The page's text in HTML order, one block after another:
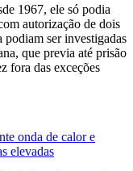
1967, ele só podia
autorização de dois
podiam ser investigadas
que previa até prisão
fora das exceções
onda de calor e
elevadas